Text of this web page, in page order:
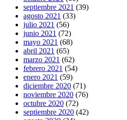
septiembre 2021 (39)
agosto 2021 (33)
julio 2021 (56)
junio 2021 (72)
mayo 2021 (68)
abril 2021 (65)
marzo 2021 (62)
febrero 2021 (54)
enero 2021 (59)
diciembre 2020 (71)
noviembre 2020 (76)
octubre 2020 (72)
septiembre 2020 (42)